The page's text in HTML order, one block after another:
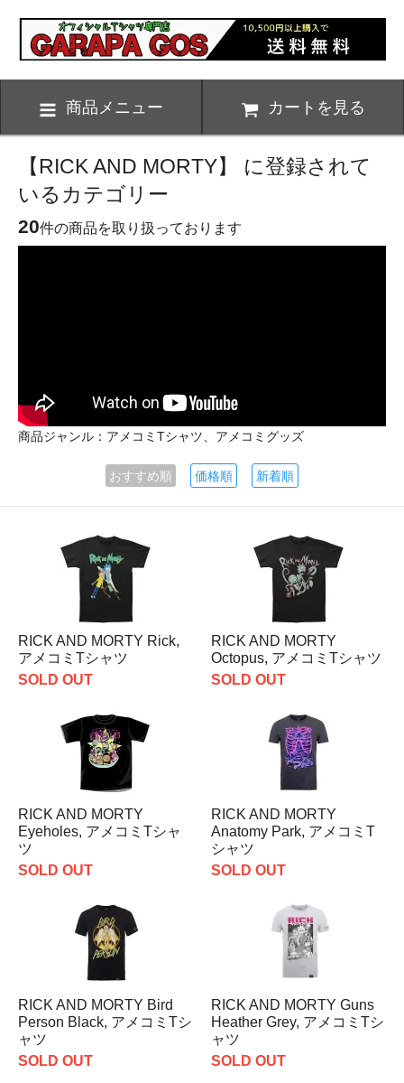
商品メニュー カートを見る
【RICK AND MORTY】 に登録されて
いるカテゴリー
20件の商品を取り扱っております
商品ジャンル：アメコミTシャツ、アメコミグッズ
おすすめ順 価格順 新着順
RICK AND MORTY Rick,
アメコミTシャツ
SOLD OUT
RICK AND MORTY
Octopus, アメコミTシャツ
SOLD OUT
RICK AND MORTY
Eyeholes, アメコミTシャ
ツ
SOLD OUT
RICK AND MORTY
Anatomy Park, アメコミT
シャツ
SOLD OUT
RICK AND MORTY Bird
Person Black, アメコミTシ
ャツ
SOLD OUT
RICK AND MORTY Guns
Heather Grey, アメコミTシ
ャツ
SOLD OUT